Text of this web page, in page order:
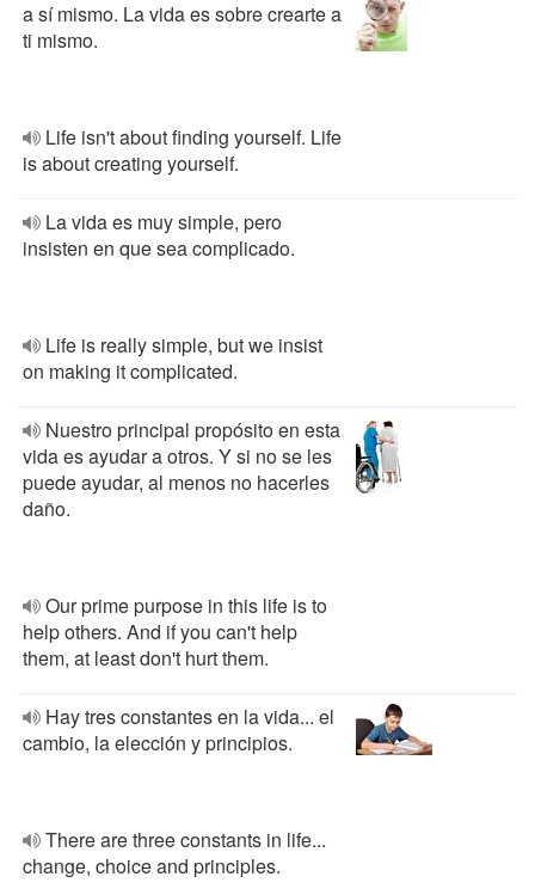
a sí mismo. La vida es sobre crearte a
ti mismo.
Life isn't about finding yourself. Life
is about creating yourself.
La vida es muy simple, pero
insisten en que sea complicado.
Life is really simple, but we insist
on making it complicated.
Nuestro principal propósito en esta
vida es ayudar a otros. Y si no se les
puede ayudar, al menos no hacerles
daño.
Our prime purpose in this life is to
help others. And if you can't help
them, at least don't hurt them.
Hay tres constantes en la vida... el
cambio, la elección y principios.
There are three constants in life...
change, choice and principles.